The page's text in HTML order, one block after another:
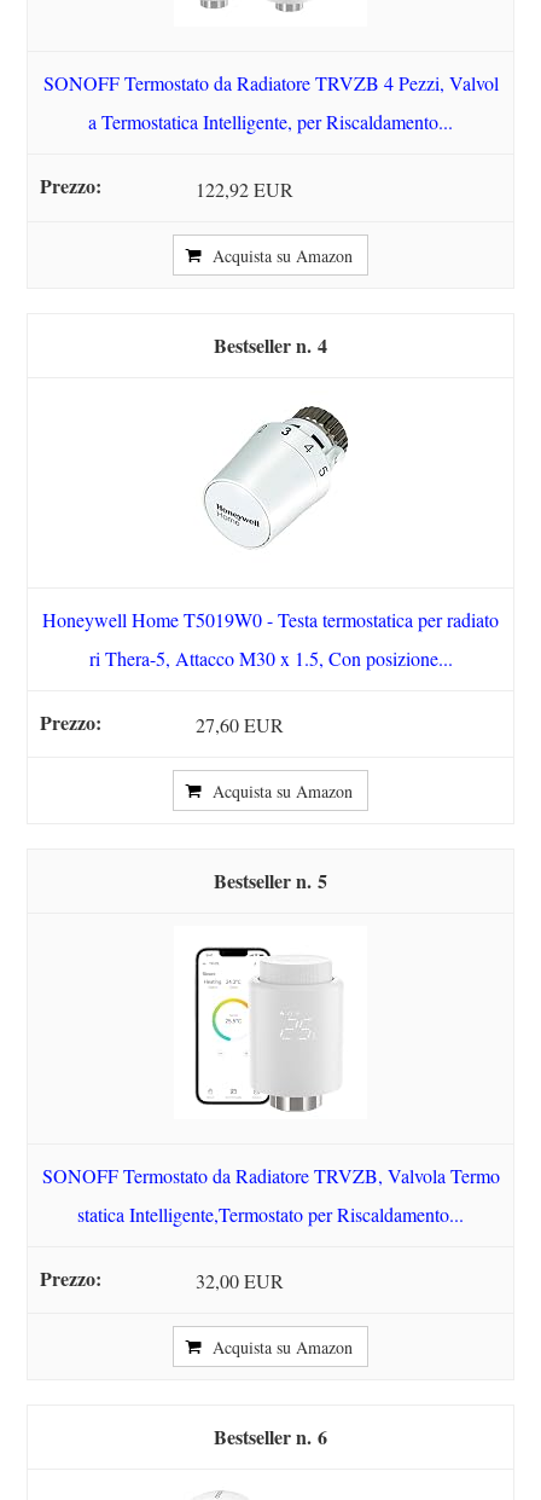
SONOFF Termostato da Radiatore TRVZB 4 Pezzi, Valvol
a Termostatica Intelligente, per Riscaldamento...
122,92 EUR
Acquista su Amazon
4
Honeywell Home T5019W0 - Testa termostatica per radiato
ri Thera-5, Attacco M30 x 1.5, Con posizione...
27,60 EUR
Acquista su Amazon
5
SONOFF Termostato da Radiatore TRVZB, Valvola Termo
statica Intelligente,Termostato per Riscaldamento...
32,00 EUR
Acquista su Amazon
6